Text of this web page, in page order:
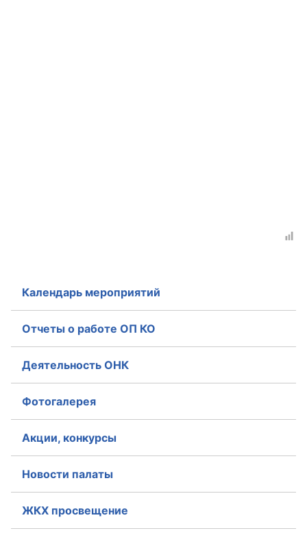
Календарь мероприятий
Отчеты о работе ОП КО
Деятельность ОНК
Фотогалерея
Акции, конкурсы
Новости палаты
ЖКХ просвещение